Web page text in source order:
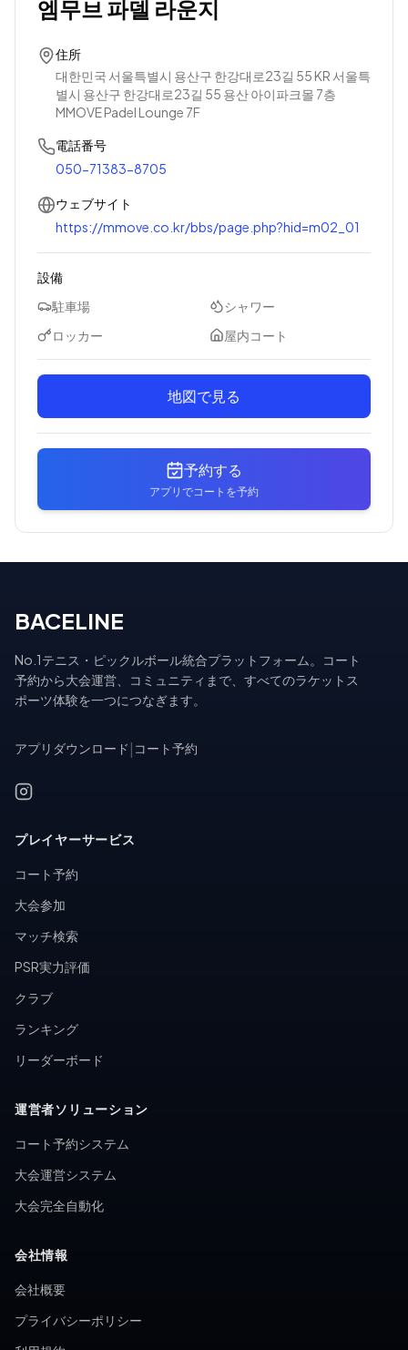
엠무브 파델 라운지
住所
대한민국 서울특별시 용산구 한강대로23길 55 KR 서울특
별시 용산구 한강대로23길 55 용산 아이파크몰 7층
MMOVE Padel Lounge 7F
電話番号
050-71383-8705
ウェブサイト
https://mmove.co.kr/bbs/page.php?hid=m02_01
設備
駐車場
シャワー
ロッカー
屋内コート
地図で見る
予約する
アプリでコートを予約
BACELINE
No.1テニス・ピックルボール統合プラットフォーム。コート
予約から大会運営、コミュニティまで、すべてのラケットス
ポーツ体験を一つにつなぎます。
アプリダウンロード コート予約
プレイヤーサービス
コート予約
大会参加
マッチ検索
PSR実力評価
クラブ
ランキング
リーダーボード
運営者ソリューション
コート予約システム
大会運営システム
大会完全自動化
会社情報
会社概要
プライバシーポリシー